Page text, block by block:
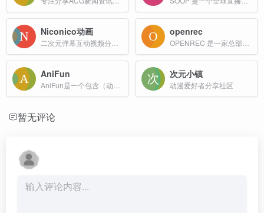
Niconico动画 openrec
AniFun 次元小镇
动漫爱好者分享社区
暂无评论